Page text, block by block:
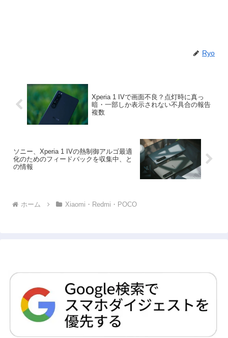
Ryo
Xperia 1 IVで画面不良？点灯時に真っ
暗・一部しか表示されない不具合の報告
複数
ソニー、Xperia 1 IVの熱制御アルゴ最適
化のためのフィードバックを収集中、と
の情報
ホーム Xiaomi・Redmi・POCO